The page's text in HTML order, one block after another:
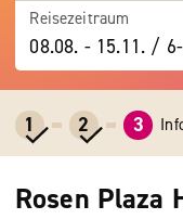
Reisezeitraum
08.08. -15.11. / 6-8
1 2 3
Rosen Plaza